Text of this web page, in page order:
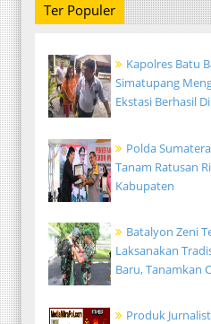
Ter Populer
Kapolres Batu
Simatupang
Ekstasi Berhasil
Polda
Tanam Ratusan
Kabupaten
Batalyon Zeni
Laksanakan
Baru, Tanamkan
Produk